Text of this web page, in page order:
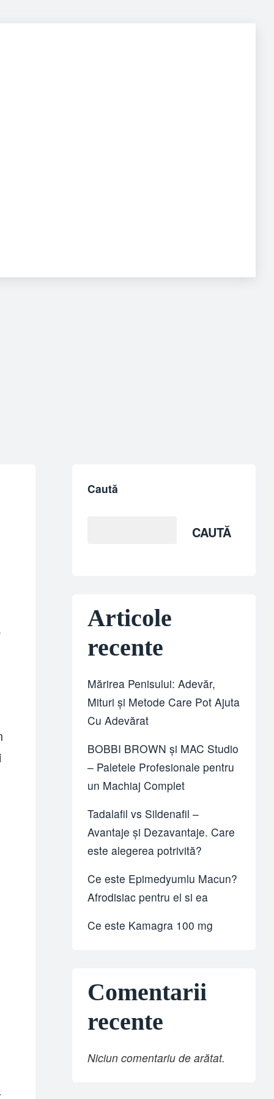
Caută
CAUTĂ
Articole
recente
Mărirea Penisului: Adevăr,
Mituri și Metode Care Pot Ajuta
Cu Adevărat
BOBBI BROWN și MAC Studio
– Paletele Profesionale pentru
un Machiaj Complet
Tadalafil vs Sildenafil –
Avantaje și Dezavantaje. Care
este alegerea potrivită?
Ce este Epimedyumlu Macun?
Afrodisiac pentru el si ea
Ce este Kamagra 100 mg
Comentarii
recente
Niciun comentariu de arătat.